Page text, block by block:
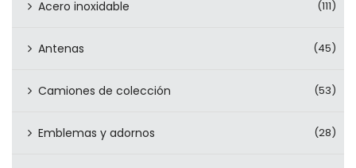
Acero inoxidable (111)
Antenas (45)
Camiones de colección (53)
Emblemas y adornos (28)